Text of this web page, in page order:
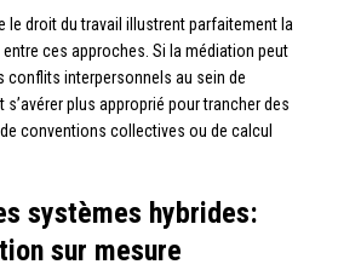
le droit du travail illustrent parfaitement la
ces approches. Si la médiation peut
conflits interpersonnels au sein de
s’avérer plus approprié pour trancher des
conventions collectives ou de calcul
systèmes hybrides:
sur mesure